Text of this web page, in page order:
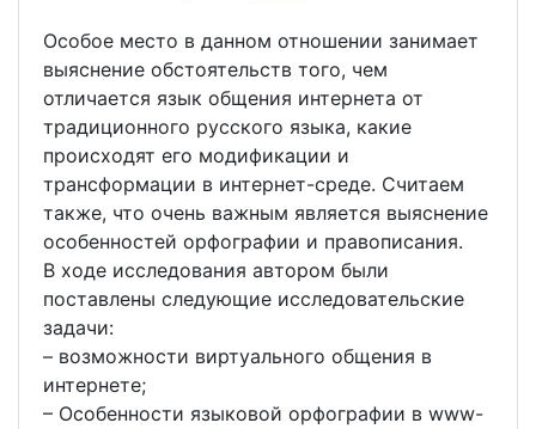
Особое место в данном отношении занимает
выяснение обстоятельств того, чем
отличается язык общения интернета от
традиционного русского языка, какие
происходят его модификации и
трансформации в интернет-среде. Считаем
также, что очень важным является выяснение
особенностей орфографии и правописания.
В ходе исследования автором были
поставлены следующие исследовательские
задачи:
– возможности виртуального общения в
интернете;
– Особенности языковой орфографии в www-